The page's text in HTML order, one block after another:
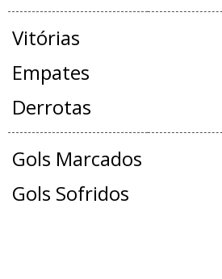
Vitórias
Empates
Derrotas
Gols Marcados
Gols Sofridos